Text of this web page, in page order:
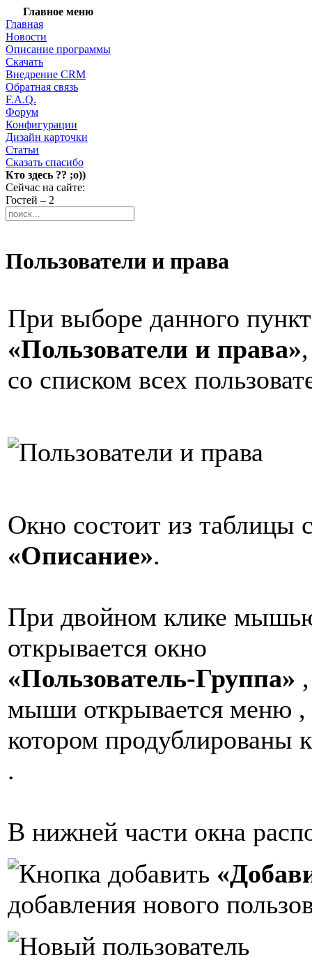
Главное меню
Главная
Новости
Описание программы
Скачать
Внедрение CRM
Обратная связь
F.A.Q.
Форум
Конфигурации
Дизайн карточки
Статьи
Сказать спасибо
Кто здесь ?? ;о))
Сейчас на сайте:
Гостей – 2
Пользователи и права
При выборе данного
«Пользователи и права»,
со списком всех
Окно состоит из таблицы
«Описание».
При двойном клике
открывается окно
«Пользователь-Группа»
мыши открывается меню ,
котором продублированы
.
В нижней части окна
добавления нового